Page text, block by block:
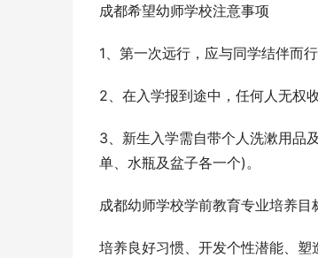
成都希望幼师学校注意事项
1、第一次远行，应与同学结伴而
2、在入学报到途中，任何人无权
3、新生入学需自带个人洗漱用品
单、水瓶及盆子各一个)。
成都幼师学校学前教育专业培养目
培养良好习惯、开发个性潜能、